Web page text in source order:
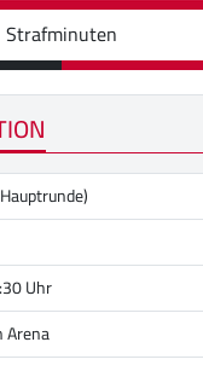
Strafminuten
Uhr
Arena